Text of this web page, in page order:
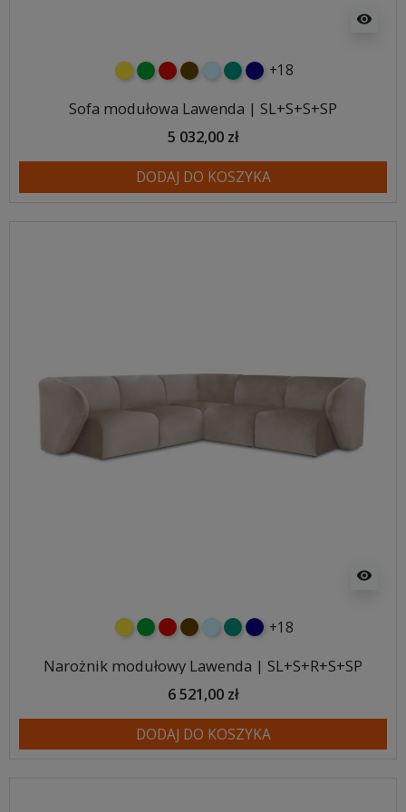
visibility
żółtyzielonyczerwony
czekoladowy
błękitnyturkusowy
granatowy
+18
Sofa modułowa Lawenda | SL+S+S+SP
5 032,00 zł
DODAJ DO KOSZYKA
visibility
żółtyzielonyczerwony
czekoladowy
błękitnyturkusowy
granatowy
+18
Narożnik modułowy Lawenda | SL+S+R+S+SP
6 521,00 zł
DODAJ DO KOSZYKA